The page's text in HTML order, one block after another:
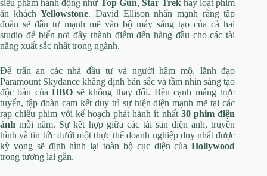
siêu phẩm hành động như Top Gun, Star Trekhay loạt phim
ăn kháchYellowstone. David Ellison nhấn mạnh rằng tập
đoàn sẽ đầu tư mạnh mẽ vào bộ máy sáng tạo của cả hai
studio để biến nơi đây thành điểm đến hàng đầu cho các tài
năng xuất sắc nhất trong ngành.
Để trấn an các nhà đầu tư và người hâm mộ, lãnh đạo
Paramount Skydance khẳng định bản sắc và tầm nhìn sáng tạo
độc bản củaHBO sẽ không thay đổi. Bên cạnh mảng trực
tuyến, tập đoàn cam kết duy trì sự hiện diện mạnh mẽ tại các
rạp chiếu phim với kế hoạch phát hành ít nhất 30 phim điện
ảnh mỗi năm. Sự kết hợp giữa các tài sản điện ảnh, truyền
hình và tin tức dưới một thực thể doanh nghiệp duy nhất được
kỳ vọng sẽ định hình lại toàn bộ cục diện củaHollywood
trong tương lai gần.